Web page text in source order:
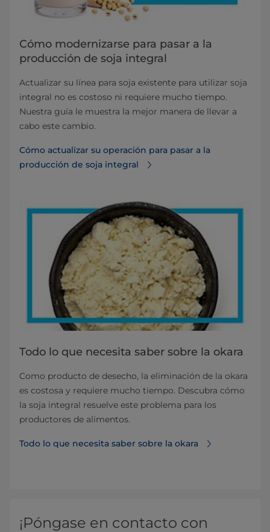
Cómo modernizarse para pasar a la
producción de soja integral
Actualizar su línea para soja existente para utilizar soja
integral no es costoso ni requiere mucho tiempo.
Nuestra guía le muestra la mejor manera de llevar a
cabo este cambio.
Cómo actualizar su operación para pasar a la
producción de soja integral
Todo lo que necesita saber sobre la okara
Como producto de desecho, la eliminación de la okara
es costosa y requiere mucho tiempo. Descubra cómo
la soja integral resuelve este problema para los
productores de alimentos.
Todo lo que necesita saber sobre la okara
¡Póngase en contacto con